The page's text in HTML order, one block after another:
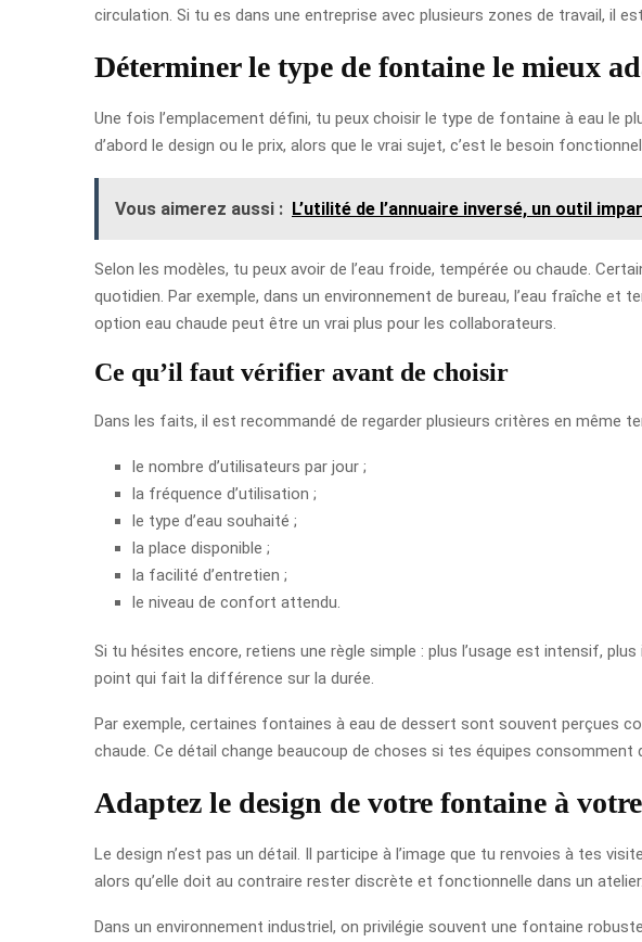
circulation. Si tu es dans une entreprise avec plusieurs zones de travail, il
Déterminer le type de fontaine le mieux
Une fois l’emplacement défini, tu peux choisir le type de fontaine à eau le
d’abord le design ou le prix, alors que le vrai sujet, c’est le besoin fonctionnel.
Vous aimerez aussi : L’utilité de l’annuaire inversé, un outil
Selon les modèles, tu peux avoir de l’eau froide, tempérée ou chaude.
quotidien. Par exemple, dans un environnement de bureau, l’eau fraîche
option eau chaude peut être un vrai plus pour les collaborateurs.
Ce qu’il faut vérifier avant de choisir
Dans les faits, il est recommandé de regarder plusieurs critères en même
le nombre d’utilisateurs par jour ;
la fréquence d’utilisation ;
le type d’eau souhaité ;
la place disponible ;
la facilité d’entretien ;
le niveau de confort attendu.
Si tu hésites encore, retiens une règle simple : plus l’usage est intensif,
point qui fait la différence sur la durée.
Par exemple, certaines fontaines à eau de dessert sont souvent perçues
chaude. Ce détail change beaucoup de choses si tes équipes
Adaptez le design de votre fontaine à
Le design n’est pas un détail. Il participe à l’image que tu renvoies à tes
alors qu’elle doit au contraire rester discrète et fonctionnelle dans un atelier.
Dans un environnement industriel, on privilégie souvent une fontaine